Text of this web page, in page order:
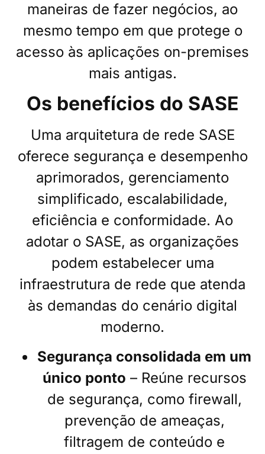
maneiras de fazer negócios, ao
mesmo tempo em que protege o
acesso às aplicações on-premises
mais antigas.
Os benefícios do SASE
Uma arquitetura de rede SASE
oferece segurança e desempenho
aprimorados, gerenciamento
simplificado, escalabilidade,
eficiência e conformidade. Ao
adotar o SASE, as organizações
podem estabelecer uma
infraestrutura de rede que atenda
às demandas do cenário digital
moderno.
Segurança consolidada em um
único ponto – Reúne recursos
de segurança, como firewall,
prevenção de ameaças,
filtragem de conteúdo e